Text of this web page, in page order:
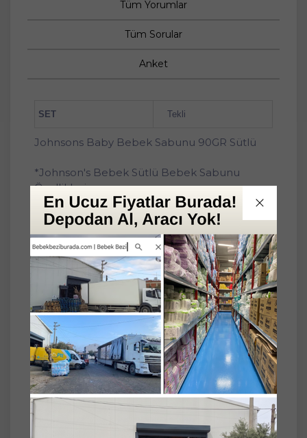
Tüm Yorumlar
Tüm Sorular
Anket
SET Tekli
Johnsons Baby Bebek Sabunu 90GR Sütlü
*Johnson's Bebek Sütlü Bebek Sabunu
Özellikleri
Dermatolog tarafından test edilmiştir.
Alkol ve SLS/SLES içermez.
Yumuşaklığı Klinik Olarak Kanıtlanmış
formülümüz, bebeklerin narin cildi için özel
olarak tasarlanmıştır.
Süt proteinleri ile zenginleştirilmiştir.
Bebeğinizin hassas cildini kurutmadan
nazikçe temizler.
Bebeğinizin hassas cildi için idealdir.
Johnson's Bebek Sütlü Bebek Sabunu
Faydaları
Bebeklerin cildinin en hassas olduğu dönem
yeni doğdukları dönemdir. Bu nedenle, 125
yıldır formüllerimizi mükemmelleştirmek için
çalışıyoruz. Süt proteinleri ile zenginleştirilmiş